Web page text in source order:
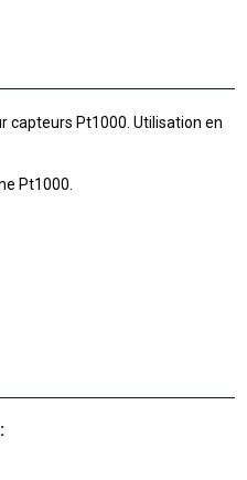
capteurs Pt1000. Utilisation en
Pt1000.